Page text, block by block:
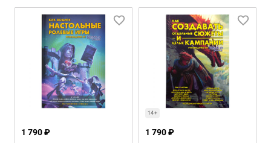
1 790 ₽
14+
1 790 ₽